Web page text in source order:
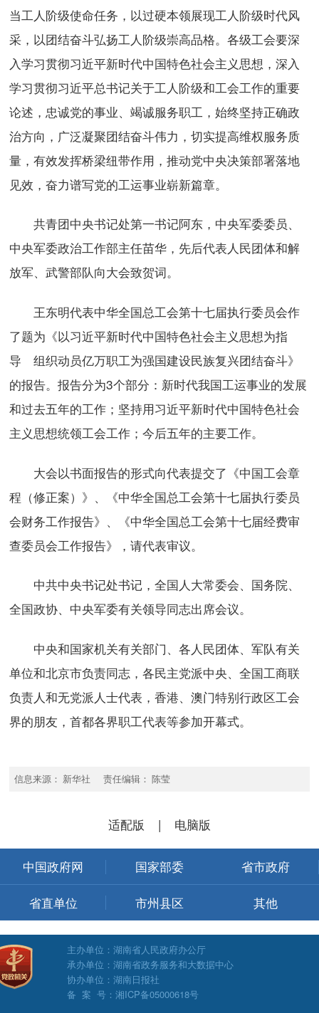
当工人阶级使命任务，以过硬本领展现工人阶级时代风
采，以团结奋斗弘扬工人阶级崇高品格。各级工会要深
入学习贯彻习近平新时代中国特色社会主义思想，深入
学习贯彻习近平总书记关于工人阶级和工会工作的重要
论述，忠诚党的事业、竭诚服务职工，始终坚持正确政
治方向，广泛凝聚团结奋斗伟力，切实提高维权服务质
量，有效发挥桥梁纽带作用，推动党中央决策部署落地
见效，奋力谱写党的工运事业崭新篇章。
共青团中央书记处第一书记阿东，中央军委委员、
中央军委政治工作部主任苗华，先后代表人民团体和解
放军、武警部队向大会致贺词。
王东明代表中华全国总工会第十七届执行委员会作
了题为《以习近平新时代中国特色社会主义思想为指
导 组织动员亿万职工为强国建设民族复兴团结奋斗》
的报告。报告分为3个部分：新时代我国工运事业的发展
和过去五年的工作；坚持用习近平新时代中国特色社会
主义思想统领工会工作；今后五年的主要工作。
大会以书面报告的形式向代表提交了《中国工会章
程（修正案）》、《中华全国总工会第十七届执行委员
会财务工作报告》、《中华全国总工会第十七届经费审
查委员会工作报告》，请代表审议。
中共中央书记处书记，全国人大常委会、国务院、
全国政协、中央军委有关领导同志出席会议。
中央和国家机关有关部门、各人民团体、军队有关
单位和北京市负责同志，各民主党派中央、全国工商联
负责人和无党派人士代表，香港、澳门特别行政区工会
界的朋友，首都各界职工代表等参加开幕式。
信息来源： 新华社 责任编辑： 陈莹
适配版 | 电脑版
中国政府网 国家部委 省市政府
省直单位 市州县区 其他
主办单位：湖南省人民政府办公厅
承办单位：湖南省政务服务和大数据中心
协办单位：湖南日报社
备 案 号：湘ICP备05000618号